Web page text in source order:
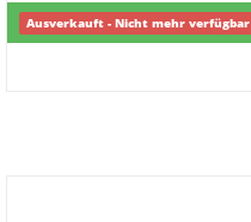
Ausverkauft - Nicht mehr verfügbar